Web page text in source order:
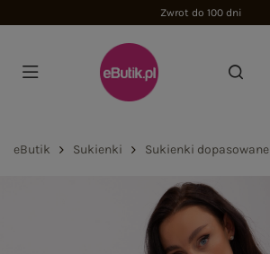
Zwrot do 100 dni
eButik Sukienki Sukienki dopasowane